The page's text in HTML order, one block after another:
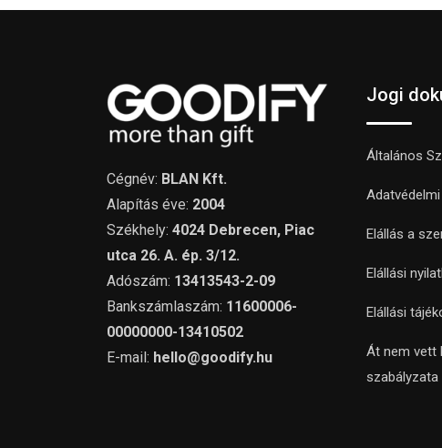
Cégnév: BLAN Kft.
Alapítás éve: 2004
Székhely: 4024 Debrecen, Piac
utca 26. A. ép. 3/12.
Adószám: 13413543-2-09
Bankszámlaszám: 11600006-
00000000-13410502
E-mail: hello@goodify.hu
Jogi
Általános
Elállás a
Elállási
Elállási
Át nem vett
szabályzata